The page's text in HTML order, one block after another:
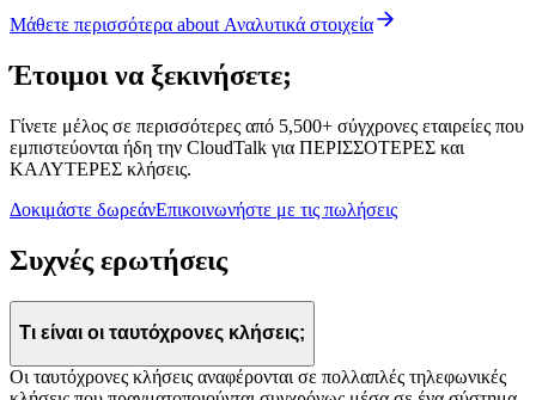
Μάθετε περισσότερα about Αναλυτικά στοιχεία
Έτοιμοι να ξεκινήσετε;
Γίνετε μέλος σε περισσότερες από 5,500+ σύγχρονες εταιρείες που
εμπιστεύονται ήδη την CloudTalk για ΠΕΡΙΣΣΟΤΕΡΕΣ και
ΚΑΛΥΤΕΡΕΣ κλήσεις.
Δοκιμάστε δωρεάνΕπικοινωνήστε με τις πωλήσεις
Συχνές ερωτήσεις
Τι είναι οι ταυτόχρονες κλήσεις;
Οι ταυτόχρονες κλήσεις αναφέρονται σε πολλαπλές τηλεφωνικές